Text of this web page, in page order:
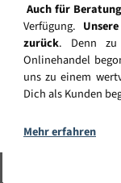
Auch für
Verfügung.
zurück. Denn
Onlinehandel
uns zu einem
Dich als Kunden
Mehr erfahren